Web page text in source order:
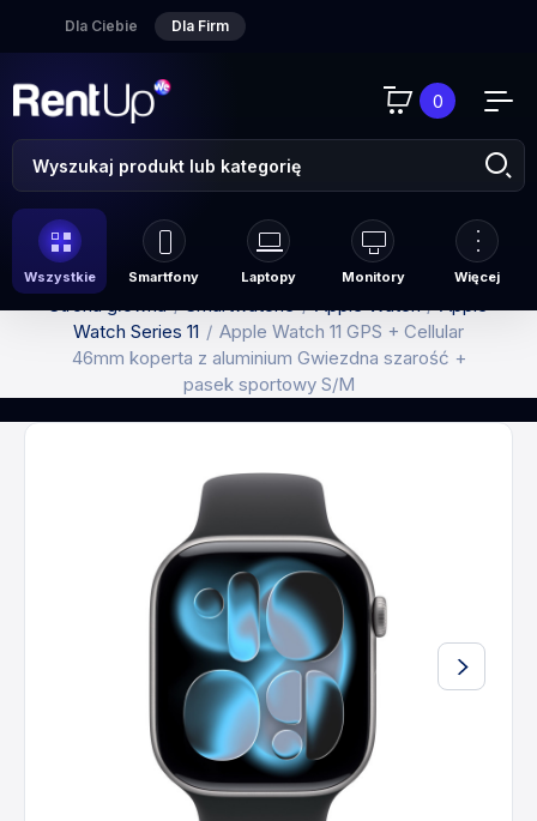
Dla Ciebie Dla Firm
0
Wszystkie Smartfony Laptopy Monitory Więcej
Strona główna Smartwatche Apple Watch
Apple
Watch Series 11
Apple Watch 11 GPS + Cellular
46mm koperta z aluminium Gwiezdna szarość +
pasek sportowy S/M